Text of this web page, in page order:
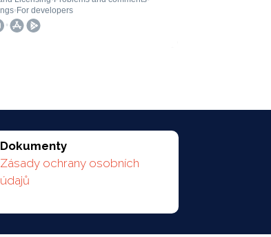
Dokumenty
Zásady ochrany osobních
údajů